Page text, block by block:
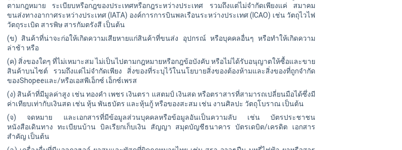
ตามกฎหมาย ระเบียบหรือกฎของประเทศหรือกฎระหว่างประเทศ รวมถึงแต่ไม่จำกัดเพียงแค่ สมาคม
ขนส่งทางอากาศระหว่างประเทศ (IATA) องค์การการบินพลเรือนระหว่างประเทศ (ICAO) เช่น วัตถุไวไฟ
วัตถุระเบิด สารพิษ สารกัมตรังสี เป็นต้น
(ข) สินค้าที่น่าจะก่อให้เกิดความเสียหายแก่สินค้าที่ขนส่ง อุปกรณ์ หรือบุคคลอื่นๆ หรือทำให้เกิดความ
ล่าช้า หรือ
(ค) สิ่งของใดๆ ที่ไม่เหมาะสม ไม่เป็นไปตามกฎหมายหรือกฎข้อบังคับ หรือไม่ได้รับอนุญาตให้ซื้อและขาย
สินค้าบนไซต์ รวมถึงแต่ไม่จำกัดเพียง สิ่งของที่ระบุไว้ในนโยบายสิ่งของต้องห้ามและสิ่งของที่ถูกจำกัด
ของShopeeและ/หรือเอสพีเอ็กซ์ เอ็กซ์เพรส
(ง) สินค้าที่มีมูลค่าสูง เช่น ทองคำ เพชร เงินตรา แสตมป์ เงินสด หรือตราสารที่สามารถเปลี่ยนมือได้ซึ่งมี
ค่าเทียบเท่ากับเงินสด เช่น หุ้น พันธบัตร และหุ้นกู้ หรือของสะสม เช่น งานศิลปะ วัตถุโบราณ เป็นต้น
(จ) จดหมาย และเอกสารที่มีข้อมูลส่วนบุคคลหรือข้อมูลอันเป็นความลับ เช่น บัตรประชาชน
หนังสือเดินทาง ทะเบียนบ้าน บิลเรียกเก็บเงิน สัญญา สมุดบัญชีธนาคาร บัตรเดบิต/เครดิต เอกสาร
สำคัญ เป็นต้น